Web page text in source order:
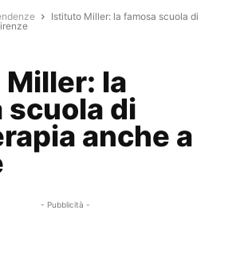
Istituto Miller: la famosa scuola di
la
scuola di
anche a
- Pubblicità -